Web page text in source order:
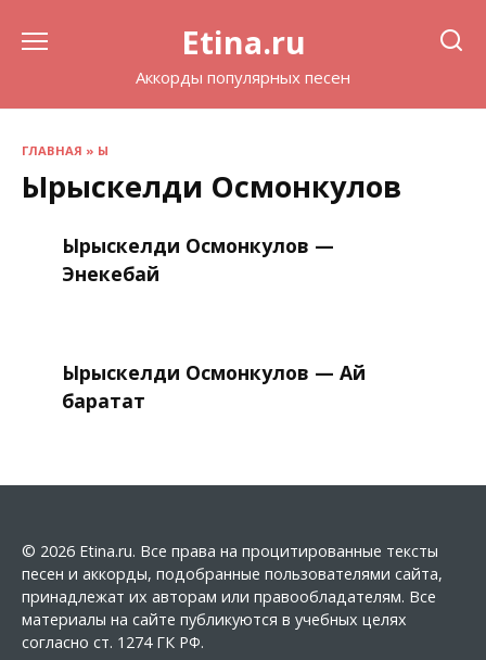
Etina.ru
Аккорды популярных песен
ГЛАВНАЯ » Ы
Ырыскелди Осмонкулов
Ырыскелди Осмонкулов —
Энекебай
Ырыскелди Осмонкулов — Ай
баратат
© 2026 Etina.ru. Все права на процитированные тексты
песен и аккорды, подобранные пользователями сайта,
принадлежат их авторам или правообладателям. Все
материалы на сайте публикуются в учебных целях
согласно ст. 1274 ГК РФ.